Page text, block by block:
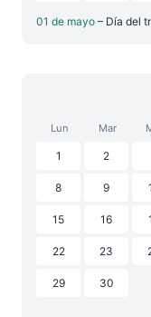
01 de mayo – Día del
Lun Mar
1 2
8 9
15 16
22 23
29 30